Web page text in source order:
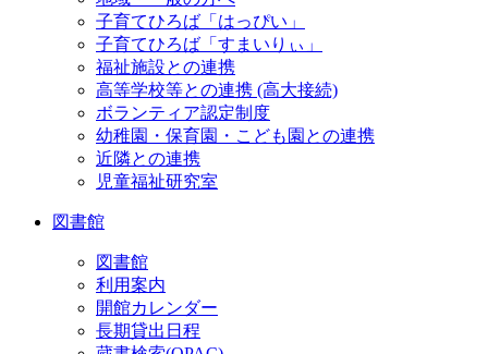
子育てひろば「はっぴい」
子育てひろば「すまいりぃ」
福祉施設との連携
高等学校等との連携 (高大接続)
ボランティア認定制度
幼稚園・保育園・こども園との連携
近隣との連携
児童福祉研究室
図書館
図書館
利用案内
開館カレンダー
長期貸出日程